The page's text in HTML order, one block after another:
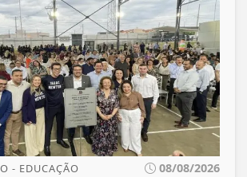
- EDUCAÇÃO 08/08/2026